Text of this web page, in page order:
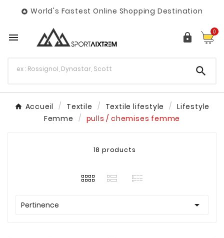
 World's Fastest Online Shopping Destination
  0

Accueil Textile Textile lifestyle
Lifestyle
Femme
pulls / chemises femme
18 products
Pertinence 